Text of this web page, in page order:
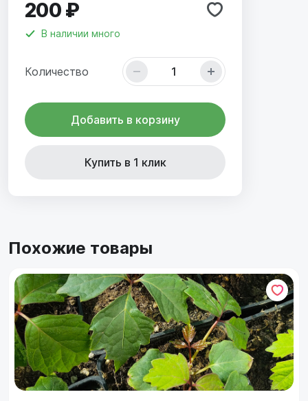
200 ₽
В наличии много
Количество
Добавить в корзину
Купить в 1 клик
Похожие товары